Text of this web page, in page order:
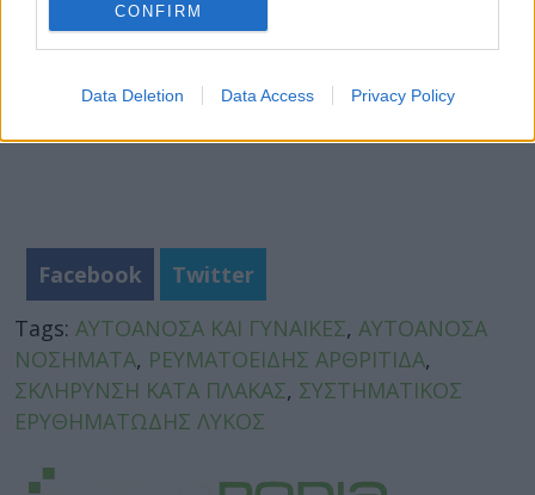
CONFIRM
Data Deletion Data Access Privacy Policy
Facebook
Twitter
Tags: ΑΥΤΟΑΝΟΣΑ ΚΑΙ ΓΥΝΑΙΚΕΣ, ΑΥΤΟΑΝΟΣΑ
ΝΟΣΗΜΑΤΑ, ΡΕΥΜΑΤΟΕΙΔΗΣ ΑΡΘΡΙΤΙΔΑ,
ΣΚΛΗΡΥΝΣΗ ΚΑΤΑ ΠΛΑΚΑΣ, ΣΥΣΤΗΜΑΤΙΚΟΣ
ΕΡΥΘΗΜΑΤΩΔΗΣ ΛΥΚΟΣ